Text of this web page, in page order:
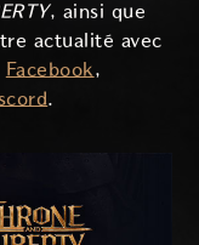
, ainsi que
actualité avec
Facebook,
.